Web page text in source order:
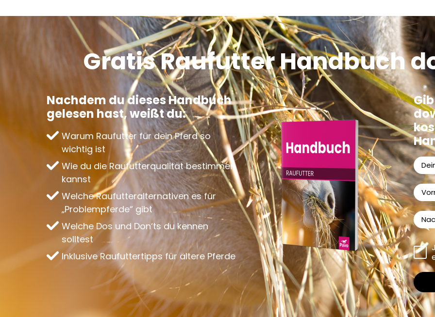
Gratis Raufutter Handbuch
Nachdem du dieses Handbuch
gelesen hast, weißt du:
Warum Raufutter für dein Pferd so
wichtig ist
Wie du die Raufutterqualität bestimmen
kannst
Welche Raufutteralternativen es für
„Problempferde“ gibt
Welche Dos und Don‘ts du kennen
solltest
Inklusive Raufuttertipps für ältere Pferde